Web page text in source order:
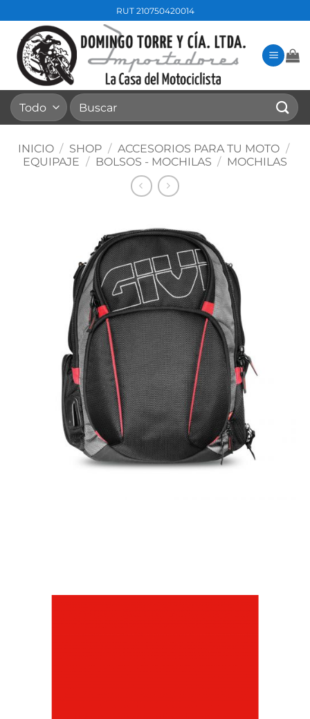
al
contenido
RUT 210750420014
Buscar
por:
INICIO / SHOP / ACCESORIOS PARA TU MOTO /
EQUIPAJE / BOLSOS - MOCHILAS / MOCHILAS